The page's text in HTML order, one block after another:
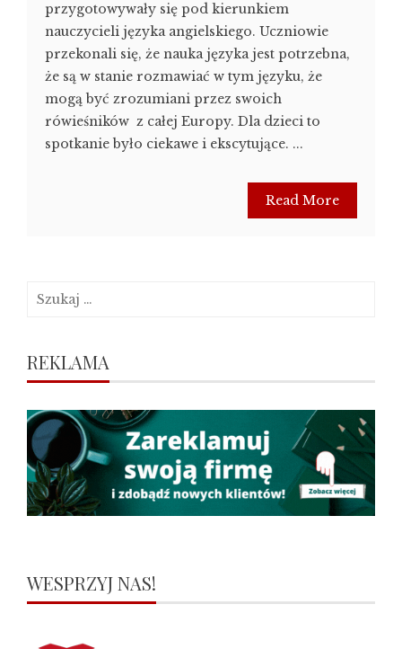
przygotowywały się pod kierunkiem
nauczycieli języka angielskiego. Uczniowie
przekonali się, że nauka języka jest potrzebna,
że są w stanie rozmawiać w tym języku, że
mogą być zrozumiani przez swoich
rówieśników z całej Europy. Dla dzieci to
spotkanie było ciekawe i ekscytujące. ...
Read More
Szukaj:
REKLAMA
WESPRZYJ NAS!